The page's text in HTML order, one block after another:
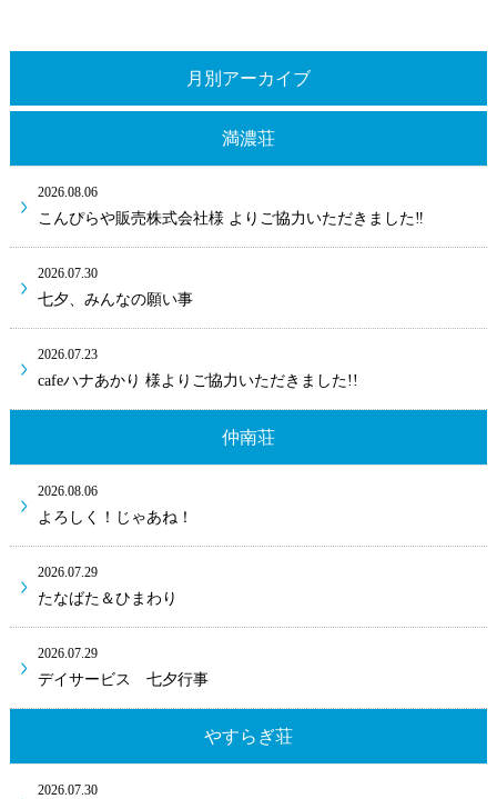
月別アーカイブ
満濃荘
2026.08.06
こんぴらや販売株式会社様 よりご協力いただきました‼
2026.07.30
七夕、みんなの願い事
2026.07.23
cafeハナあかり 様よりご協力いただきました!!
仲南荘
2026.08.06
よろしく！じゃあね！
2026.07.29
たなばた＆ひまわり
2026.07.29
デイサービス 七夕行事
やすらぎ荘
2026.07.30